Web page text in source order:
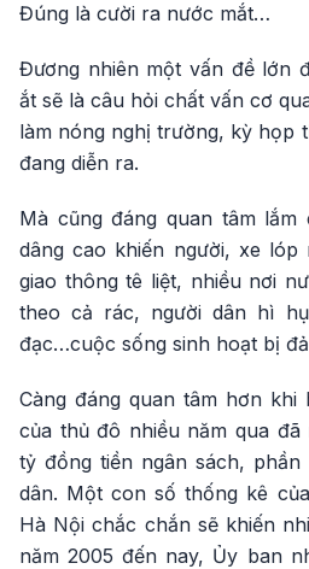
Đúng là cười ra nước mắt…
Đương nhiên một vấn đề lớn
ắt sẽ là câu hỏi chất vấn cơ
làm nóng nghị trường, kỳ họp
đang diễn ra.
Mà cũng đáng quan tâm
dâng cao khiến người, xe
giao thông tê liệt, nhiều nơi
theo cả rác, người dân hì
đạc…cuộc sống sinh hoạt bị
Càng đáng quan tâm hơn
của thủ đô nhiều năm qua
tỷ đồng tiền ngân sách,
dân. Một con số thống kê
Hà Nội chắc chắn sẽ khiến
năm 2005 đến nay, Ủy ban